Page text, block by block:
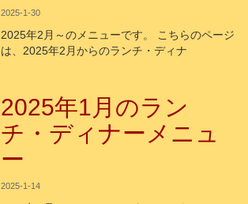
2025-1-30
2025年2月～のメニューです。 こちらのページ
は、2025年2月からのランチ・ディナ
2025年1月のラン
チ・ディナーメニュ
ー
2025-1-14